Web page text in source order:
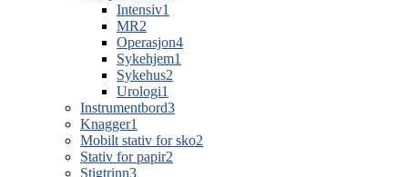
Intensiv1
MR2
Operasjon4
Sykehjem1
Sykehus2
Urologi1
Instrumentbord3
Knagger1
Mobilt stativ for sko2
Stativ for papir2
Stigtrinn3